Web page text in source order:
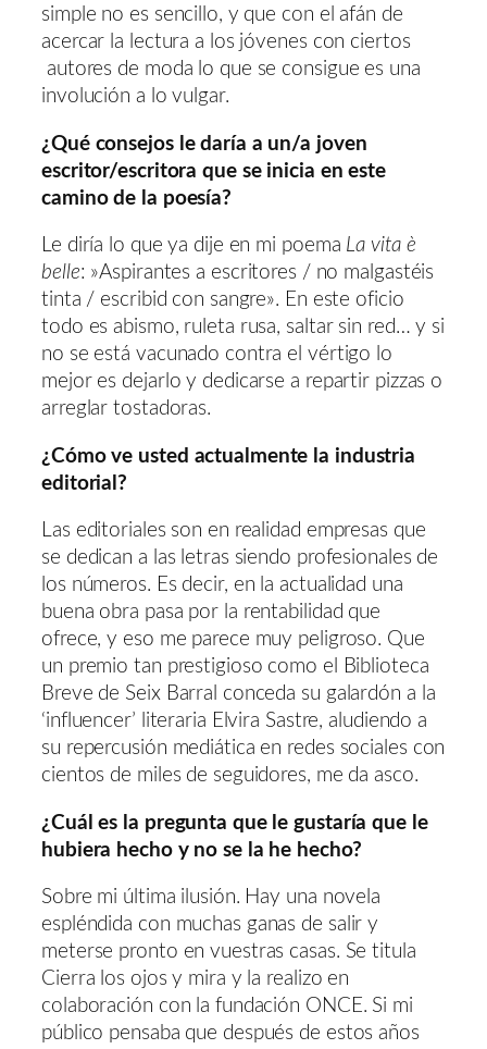
simple no es sencillo, y que con el afán de
acercar la lectura a los jóvenes con ciertos
autores de moda lo que se consigue es una
involución a lo vulgar.
¿Qué consejos le daría a un/a joven
escritor/escritora que se inicia en este
camino de la poesía?
Le diría lo que ya dije en mi poema La vita è
belle: »Aspirantes a escritores / no malgastéis
tinta / escribid con sangre». En este oficio
todo es abismo, ruleta rusa, saltar sin red… y si
no se está vacunado contra el vértigo lo
mejor es dejarlo y dedicarse a repartir pizzas o
arreglar tostadoras.
¿Cómo ve usted actualmente la industria
editorial?
Las editoriales son en realidad empresas que
se dedican a las letras siendo profesionales de
los números. Es decir, en la actualidad una
buena obra pasa por la rentabilidad que
ofrece, y eso me parece muy peligroso. Que
un premio tan prestigioso como el Biblioteca
Breve de Seix Barral conceda su galardón a la
‘influencer’ literaria Elvira Sastre, aludiendo a
su repercusión mediática en redes sociales con
cientos de miles de seguidores, me da asco.
¿Cuál es la pregunta que le gustaría que le
hubiera hecho y no se la he hecho?
Sobre mi última ilusión. Hay una novela
espléndida con muchas ganas de salir y
meterse pronto en vuestras casas. Se titula
Cierra los ojos y mira y la realizo en
colaboración con la fundación ONCE. Si mi
público pensaba que después de estos años